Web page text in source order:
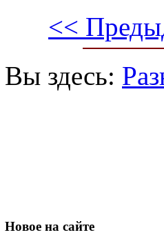
<<
Вы здесь:
Новое на сайте